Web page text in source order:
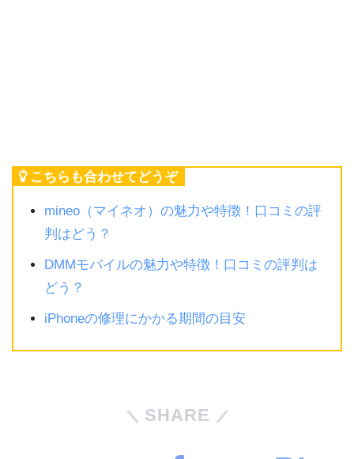
こちらも合わせてどうぞ
mineo（マイネオ）の魅力や特徴！口コミの評
判はどう？
DMMモバイルの魅力や特徴！口コミの評判は
どう？
iPhoneの修理にかかる期間の目安
SHARE